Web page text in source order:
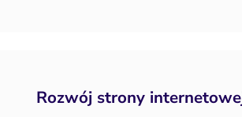
Rozwój strony